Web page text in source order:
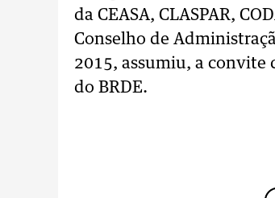
da CEASA, CLASPAR,
Conselho de
2015, assumiu, a
do BRDE.